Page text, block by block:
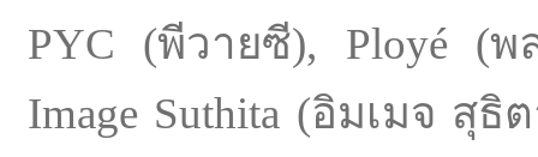
PYC (พีวายซี), Ployé (พ
Image Suthita (อิมเมจ สุ